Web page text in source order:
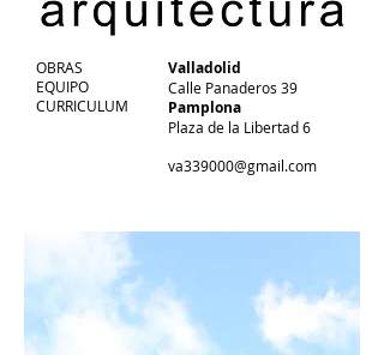
OBRAS
EQUIPO
CURRICULUM
Valladolid
Calle Panaderos 39
Pamplona
Plaza de la Libertad 6
va339000@gmail.com